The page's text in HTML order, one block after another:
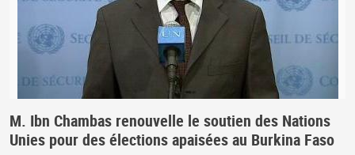
M. Ibn Chambas renouvelle le soutien des Nations
Unies pour des élections apaisées au Burkina Faso